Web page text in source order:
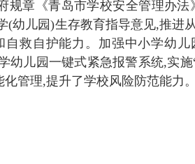
规章《青岛市学校安全管理办法
(幼儿园)生存教育指导意见,推进
救自护能力。加强中小学幼
幼儿园一键式紧急报警系统,实
管理,提升了学校风险防范能力。